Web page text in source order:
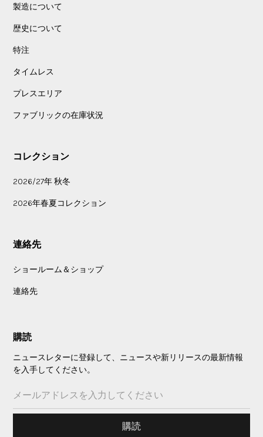
製造について
歴史について
特注
タイムレス
プレスエリア
ファブリックの在庫状況
コレクション
2026/27年 秋冬
2026年春夏コレクション
連絡先
ショールーム＆ショップ
連絡先
購読
ニュースレターに登録して、ニュースや新リリースの最新情報
を入手してください。